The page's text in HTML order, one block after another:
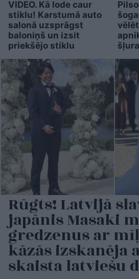
VIDEO. Kā lode caur
stiklu! Karstumā auto
salonā uzsprāgst
baloniņš un izsit
priekšējo stiklu
Rūgts! Latvijā
japānis Masaki
gredzenus ar
kāzās izskanēja
skaista latviešu